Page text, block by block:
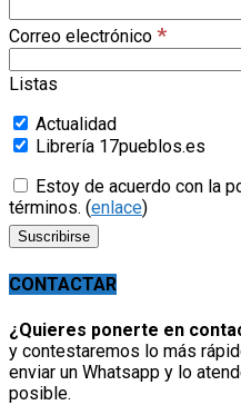
Correo electrónico *
Listas
Actualidad
Librería 17pueblos.es
Estoy de acuerdo con la
términos. (enlace)
CONTACTAR
¿Quieres ponerte en
y contestaremos lo más
enviar un Whatsapp y lo
posible.